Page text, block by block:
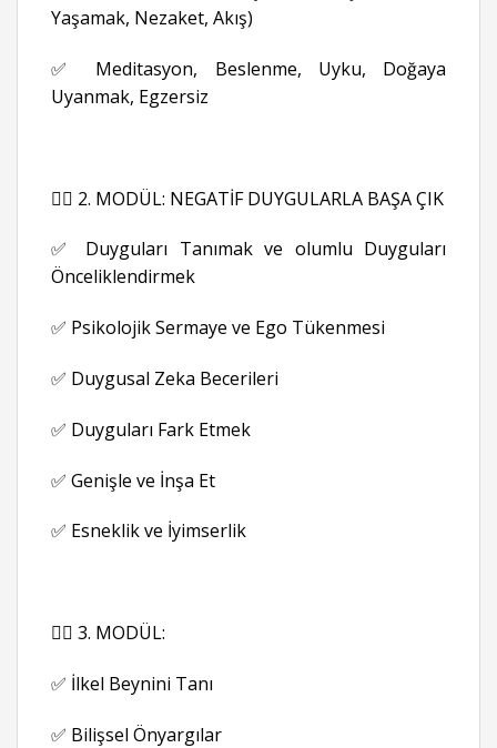
Yaşamak, Nezaket, Akış)
✅ Meditasyon, Beslenme, Uyku, Doğaya
Uyanmak, Egzersiz
👉🏻 2. MODÜL: NEGATİF DUYGULARLA BAŞA ÇIK
✅ Duyguları Tanımak ve olumlu Duyguları
Önceliklendirmek
✅ Psikolojik Sermaye ve Ego Tükenmesi
✅ Duygusal Zeka Becerileri
✅ Duyguları Fark Etmek
✅ Genişle ve İnşa Et
✅ Esneklik ve İyimserlik
👉🏻 3. MODÜL:
✅ İlkel Beynini Tanı
✅ Bilişsel Önyargılar